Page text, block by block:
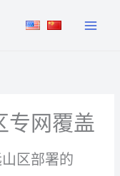
专网覆盖
区部署的